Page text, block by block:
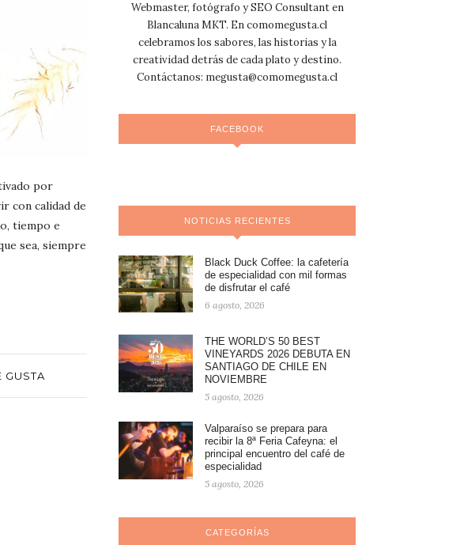
por
con calidad de
tiempo e
sea, siempre
GUSTA
Webmaster, fotógrafo y SEO Consultant en
Blancaluna MKT. En comomegusta.cl
celebramos los sabores, las historias y la
creatividad detrás de cada plato y destino.
Contáctanos: megusta@comomegusta.cl
FACEBOOK
NOTICIAS RECIENTES
Black Duck Coffee: la cafetería
de especialidad con mil formas
de disfrutar el café
6 agosto, 2026
THE WORLD’S 50 BEST
VINEYARDS 2026 DEBUTA EN
SANTIAGO DE CHILE EN
NOVIEMBRE
5 agosto, 2026
Valparaíso se prepara para
recibir la 8ª Feria Cafeyna: el
principal encuentro del café de
especialidad
5 agosto, 2026
CATEGORÍAS